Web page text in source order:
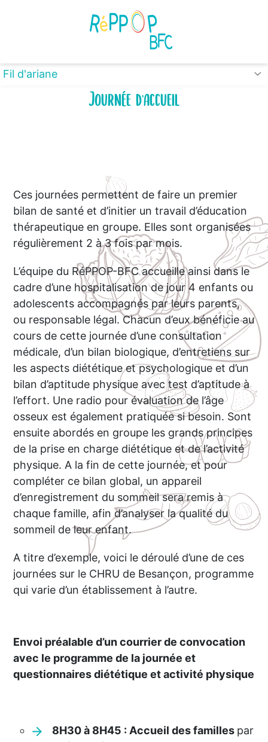
Fil d'ariane
Journée d'accueil
Ces journées permettent de faire un premier
bilan de santé et d’initier un travail d’éducation
thérapeutique en groupe. Elles sont organisées
régulièrement 2 à 3 fois par mois.
L’équipe du RéPPOP-BFC accueille ainsi dans le
cadre d’une hospitalisation de jour 4 enfants ou
adolescents accompagnés par leurs parents,
ou responsable légal. Chacun d’eux bénéficie au
cours de cette journée d’une consultation
médicale, d’un bilan biologique, d’entretiens sur
les aspects diététique et psychologique et d’un
bilan d’aptitude physique avec test d’aptitude à
l’effort. Une radio pour évaluation de l’âge
osseux est également pratiquée si besoin. Sont
ensuite abordés en groupe les grands principes
de la prise en charge diététique et de l’activité
physique. A la fin de cette journée, et pour
compléter ce bilan global, un appareil
d’enregistrement du sommeil sera remis à
chaque famille, afin d’analyser la qualité du
sommeil de leur enfant.
A titre d’exemple, voici le déroulé d’une de ces
journées sur le CHRU de Besançon, programme
qui varie d’un établissement à l’autre.
Envoi préalable d’un courrier de convocation
avec le programme de la journée et
questionnaires diététique et activité physique
8H30 à 8H45 : Accueil des familles par
Panneau de gestion des cookies